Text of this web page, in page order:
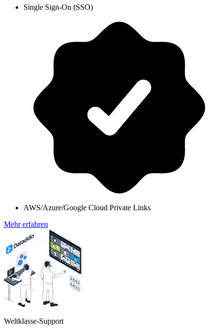
Single Sign-On (SSO)
AWS/Azure/Google Cloud Private Links
Mehr erfahren
Weltklasse-Support